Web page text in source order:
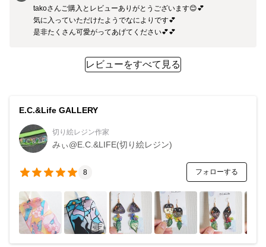
takoさんご購入とレビューありがとうございます😊💕
気に入っていただけたようでなによりです💕
是非たくさん可愛がってあげてください💕💕
レビューをすべて見る
E.C.&Life GALLERY
切り絵レジン作家
みぃ@E.C.&LIFE(切り絵レジン)
8 フォローする